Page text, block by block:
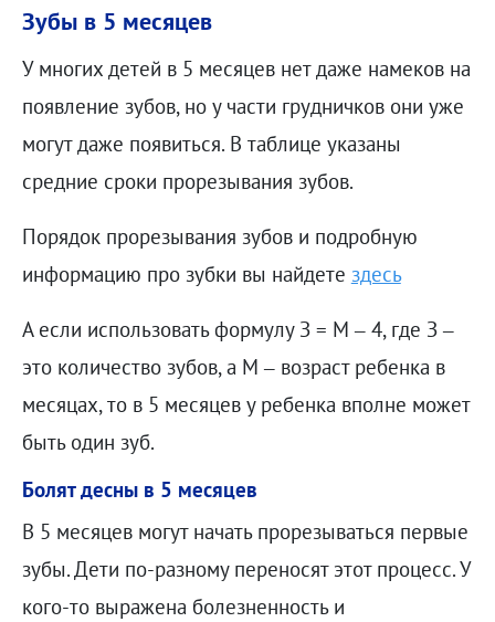
Зубы в 5 месяцев
У многих детей в 5 месяцев нет даже намеков на
появление зубов, но у части грудничков они уже
могут даже появиться. В таблице указаны
средние сроки прорезывания зубов.
Порядок прорезывания зубов и подробную
информацию про зубки вы найдете здесь
А если использовать формулу З = М – 4, где З –
это количество зубов, а М – возраст ребенка в
месяцах, то в 5 месяцев у ребенка вполне может
быть один зуб.
Болят десны в 5 месяцев
В 5 месяцев могут начать прорезываться первые
зубы. Дети по-разному переносят этот процесс. У
кого-то выражена болезненность и